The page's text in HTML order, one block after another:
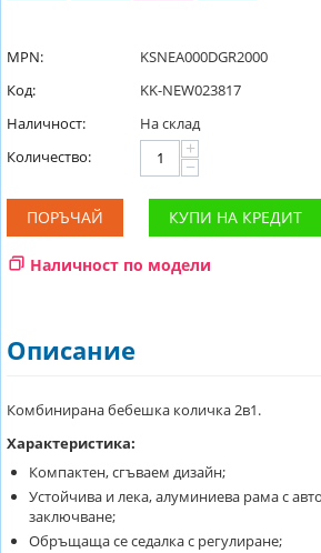
MPN:
KSNEA000DGR2000
Код:
KK-NEW023817
Наличност:
На склад
Количество:
+
−
ПОРЪЧАЙ КУПИ НА КРЕДИТ
Наличност по модели
Описание
Комбинирана бебешка количка 2в1.
Характеристика:
Компактен, сгъваем дизайн;
Устойчива и лека, алуминиева рама с
заключване;
Обръщаща се седалка с регулиране;